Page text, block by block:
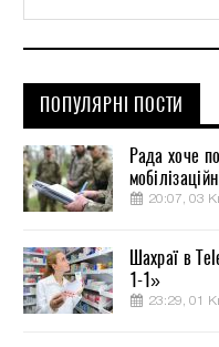
ПОПУЛЯРНІ ПОСТИ
Рада хоче
20:07, 03
Шахраї в
1-1»
23:29, 01